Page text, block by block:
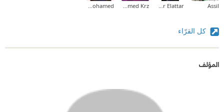
Assil
كل القرّاء
المؤلف